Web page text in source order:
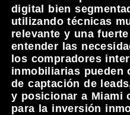
digital bien
utilizando técnicas
relevante y una
entender las
los compradores
inmobiliarias pueden
de captación de
y posicionar a Miami
para la inversión